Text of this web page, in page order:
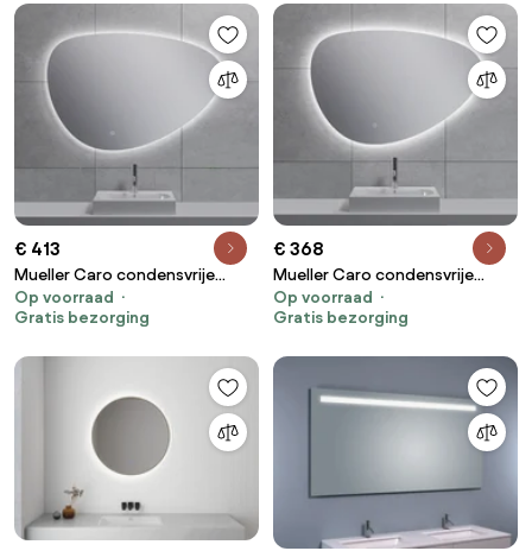
€ 413
Mueller Caro condensvrije
spiegel met LED-verlichting
100cm
Op voorraad
Gratis bezorging
€ 368
Mueller Caro condensvrije
spiegel met LED-verlichting
90cm
Op voorraad
Gratis bezorging